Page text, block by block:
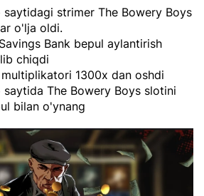
saytidagi strimer The Bowery Boys
o'lja oldi.
Bank bepul aylantirish
chiqdi
1300x dan oshdi
saytida The Bowery Boys slotini
bilan o'ynang